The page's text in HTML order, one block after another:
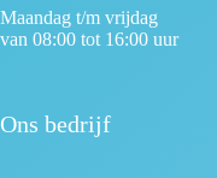
Maandag t/m vrijdag
van 08:00 tot 16:00 uur
Ons bedrijf